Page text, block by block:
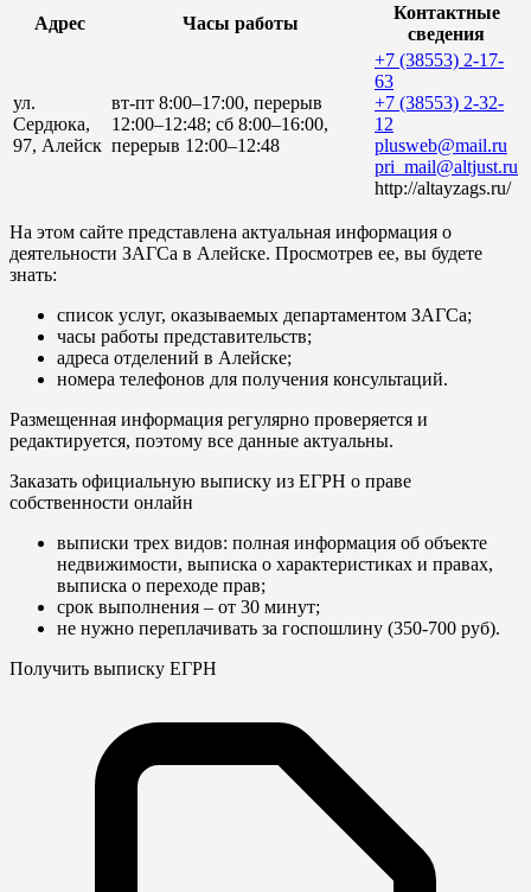
Адрес Часы работы
Контактные
сведения
ул.
Сердюка,
97, Алейск
вт-пт 8:00–17:00, перерыв
12:00–12:48; сб 8:00–16:00,
перерыв 12:00–12:48
+7 (38553) 2-17-
63
+7 (38553) 2-32-
12
plusweb@mail.ru
pri_mail@altjust.ru
http://altayzags.ru/
На этом сайте представлена актуальная информация о
деятельности ЗАГСа в Алейске. Просмотрев ее, вы будете
знать:
список услуг, оказываемых департаментом ЗАГСа;
часы работы представительств;
адреса отделений в Алейске;
номера телефонов для получения консультаций.
Размещенная информация регулярно проверяется и
редактируется, поэтому все данные актуальны.
Заказать официальную выписку из ЕГРН о праве
собственности онлайн
выписки трех видов: полная информация об объекте
недвижимости, выписка о характеристиках и правах,
выписка о переходе прав;
срок выполнения – от 30 минут;
не нужно переплачивать за госпошлину (350-700 руб).
Получить выписку ЕГРН